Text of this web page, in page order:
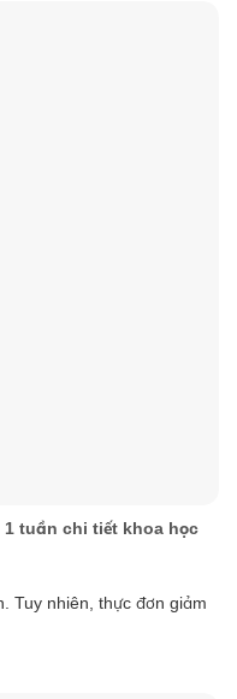
tuần chi tiết khoa học
Tuy nhiên, thực đơn giảm